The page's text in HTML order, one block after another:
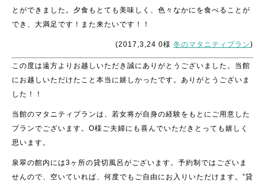
とができました。夕食もとても美味しく、色々なかにを食べることが
でき、大満足です！また来たいです！！
(2017,3,24 0様 冬のマタニティプラン)
この度は遠方よりお越しいただき誠にありがとうございました。当館
にお越しいただけたこと本当に嬉しかったです。ありがとうございま
した！！
当館のマタニティプランは、若女将が自身の経験をもとにご用意した
プランでございます。O様ご夫婦にも喜んでいただきとっても嬉しく
思います。
泉翠の館内には3ヶ所の貸切風呂がございます。予約制ではございま
せんので、空いていれば、何度でもご自由にお入りいただけます。”貸